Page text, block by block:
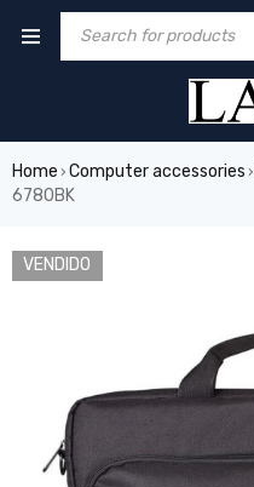
Home › Computer accessories ›
6780BK
VENDIDO